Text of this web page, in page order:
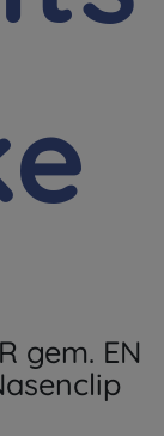
gem. EN